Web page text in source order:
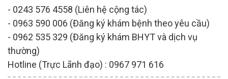
- 0243 576 4558 (Liên hệ cộng tác)
- 0963 590 006 (Đăng ký khám bệnh theo yêu cầu)
- 0962 535 329 (Đăng ký khám BHYT và dịch vụ
thường)
Hotline (Trực Lãnh đạo) : 0967 971 616